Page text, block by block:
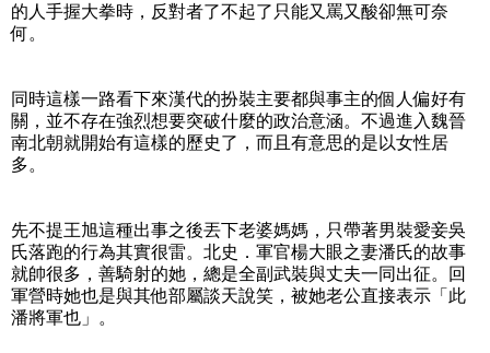
的人手握大拳時，反對者了不起了只能又罵又酸卻無可奈
何。
同時這樣一路看下來漢代的扮裝主要都與事主的個人偏好有
關，並不存在強烈想要突破什麼的政治意涵。不過進入魏晉
南北朝就開始有這樣的歷史了，而且有意思的是以女性居
多。
先不提王旭這種出事之後丟下老婆媽媽，只帶著男裝愛妾吳
氏落跑的行為其實很雷。北史．軍官楊大眼之妻潘氏的故事
就帥很多，善騎射的她，總是全副武裝與丈夫一同出征。回
軍營時她也是與其他部屬談天說笑，被她老公直接表示「此
潘將軍也」。